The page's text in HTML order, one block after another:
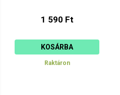
1 590 Ft
KOSÁRBA
Raktáron